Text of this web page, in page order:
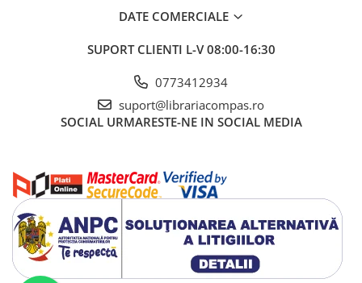
DATE COMERCIALE
SUPORT CLIENTI L-V 08:00-16:30
0773412934
suport@librariacompas.ro
SOCIAL URMARESTE-NE IN SOCIAL MEDIA